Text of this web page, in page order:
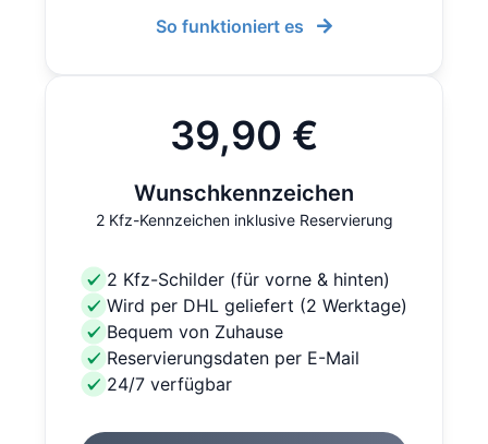
So funktioniert es
39,90 €
Wunschkennzeichen
2 Kfz-Kennzeichen inklusive Reservierung
2 Kfz-Schilder (für vorne & hinten)
Wird per DHL geliefert (2 Werktage)
Bequem von Zuhause
Reservierungsdaten per E-Mail
24/7 verfügbar